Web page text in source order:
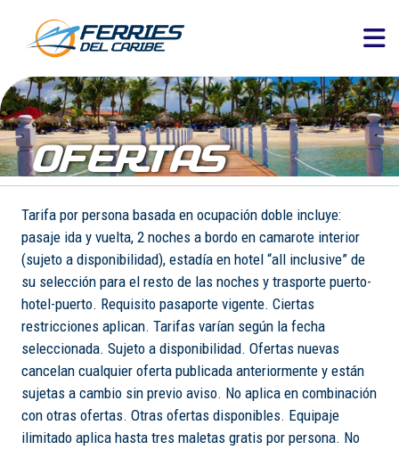
OFERTAS
Tarifa por persona basada en ocupación doble incluye:
pasaje ida y vuelta, 2 noches a bordo en camarote interior
(sujeto a disponibilidad), estadía en hotel “all inclusive” de
su selección para el resto de las noches y trasporte puerto-
hotel-puerto. Requisito pasaporte vigente. Ciertas
restricciones aplican. Tarifas varían según la fecha
seleccionada. Sujeto a disponibilidad. Ofertas nuevas
cancelan cualquier oferta publicada anteriormente y están
sujetas a cambio sin previo aviso. No aplica en combinación
con otras ofertas. Otras ofertas disponibles. Equipaje
ilimitado aplica hasta tres maletas gratis por persona. No